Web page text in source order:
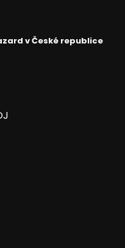
v České republice